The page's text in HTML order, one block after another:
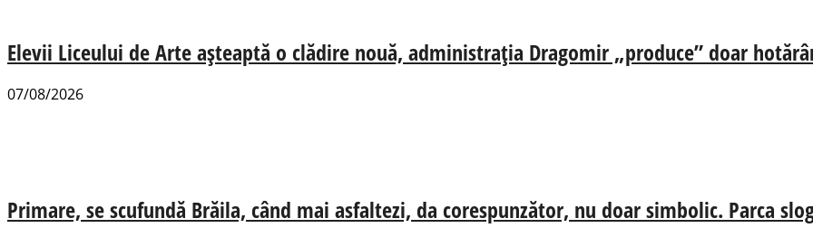
Elevii Liceului de Arte așteaptă o clădire nouă, administrația Dragomir „produce” doar
07/08/2026
Primare, se scufundă Brăila, când mai asfaltezi, da corespunzător, nu doar simbolic. Parca